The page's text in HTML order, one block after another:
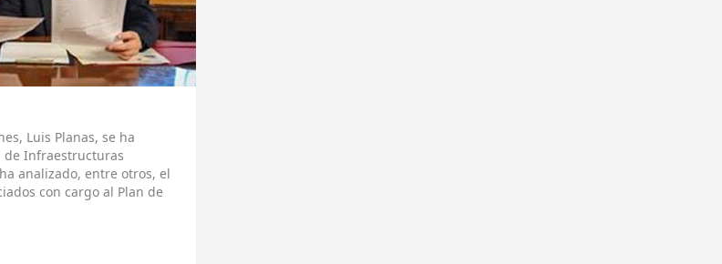
Luis Planas, se ha
de Infraestructuras
analizado, entre otros, el
con cargo al Plan de